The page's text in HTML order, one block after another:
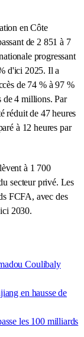
en Côte
de 2 851 à 7
progressant
d'ici 2025. Il a
de 74 % à 97 %
de 4 millions. Par
réduit de 47 heures
à 12 heures par
à 1 700
secteur privé. Les
FCFA, avec des
2030.
Coulibaly
en hausse de
les 100 milliards